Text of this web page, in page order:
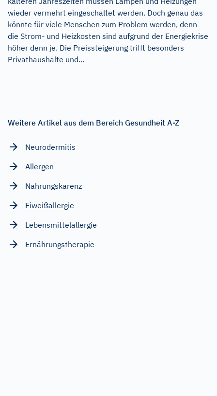
wieder vermehrt eingeschaltet werden. Doch genau das
könnte für viele Menschen zum Problem werden, denn
die Strom- und Heizkosten sind aufgrund der Energiekrise
höher denn je. Die Preissteigerung trifft besonders
Privathaushalte und...
Weitere Artikel aus dem Bereich Gesundheit A-Z
Neurodermitis
Allergen
Nahrungskarenz
Eiweißallergie
Lebensmittelallergie
Ernährungstherapie